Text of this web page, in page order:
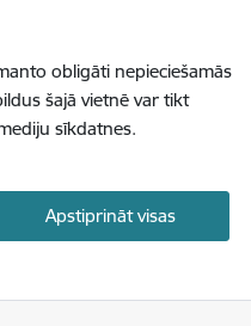
obligāti nepieciešamās
šajā vietnē var tikt
sīkdatnes.
Apstiprināt visas